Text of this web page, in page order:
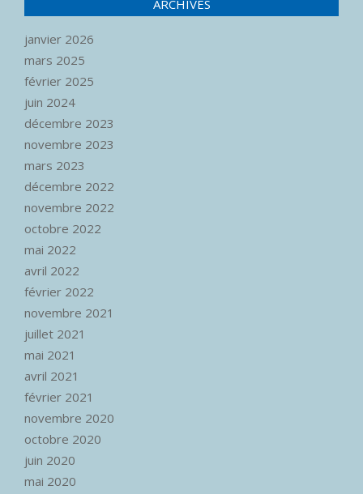
ARCHIVES
janvier 2026
mars 2025
février 2025
juin 2024
décembre 2023
novembre 2023
mars 2023
décembre 2022
novembre 2022
octobre 2022
mai 2022
avril 2022
février 2022
novembre 2021
juillet 2021
mai 2021
avril 2021
février 2021
novembre 2020
octobre 2020
juin 2020
mai 2020